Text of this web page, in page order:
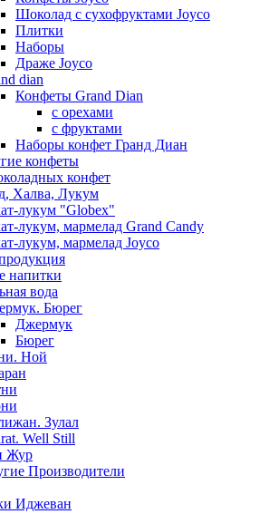
Шоколад с сухофруктами Joyco
Плитки
Наборы
Драже Joyco
dian
Конфеты Grand Dian
с орехами
с фруктами
Наборы конфет Гранд Диан
конфеты
конфет
Халва, Лукум
лукум "Globex"
лукум, мармелад Grand Candy
лукум, мармелад Joyco
напитки
вода
Бюрег
Джермук
Бюрег
Ной
Зулал
Well Still
Жур
Производители
Иджеван